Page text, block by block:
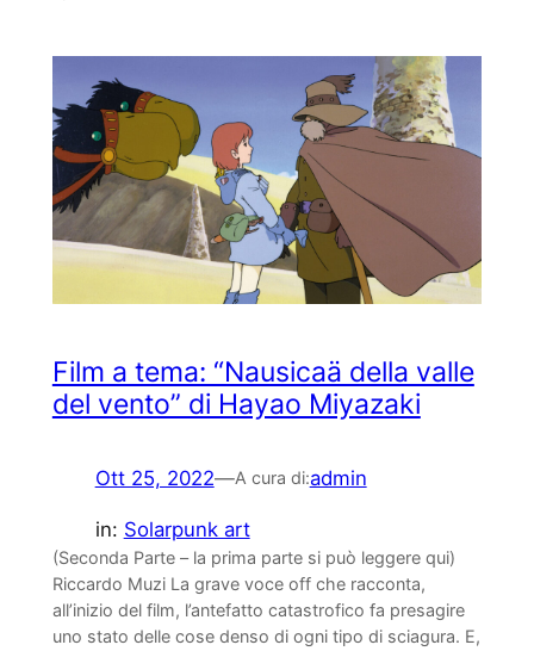
Film a tema: “Nausicaä della valle
del vento” di Hayao Miyazaki
Ott 25, 2022—A cura di:admin
in: Solarpunk art
(Seconda Parte – la prima parte si può leggere qui)
Riccardo Muzi La grave voce off che racconta,
all’inizio del film, l’antefatto catastrofico fa presagire
uno stato delle cose denso di ogni tipo di sciagura. E,